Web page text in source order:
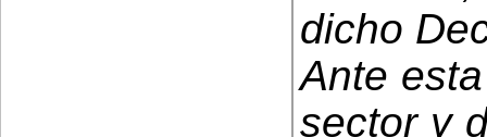
dicho
Ante
sector y